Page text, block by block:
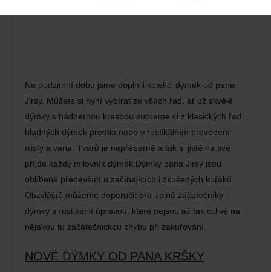
Na podzimní dobu jsme doplnili kolekci dýmek od pana
Jirsy. Můžete si nyní vybírat ze všech řad, ať už skvělé
dýmky s nádhernou kresbou supreme či z klasických řad
hladných dýmek premia nebo v rustikálním provedení
rusty a varia. Tvarů je nepřeberně a tak si jistě na své
příjde každý milovník dýmek.Dýmky pana Jirsy jsou
oblíbené především u začínajících i zkušených kuřáků.
Obzvláště můžeme doporučit pro úplné začátečníky
dýmky s rustikální úpravou, které nejsou až tak citlivé na
nějakou tu začátečnickou chybu při zakuřování.
NOVÉ DÝMKY OD PANA KRŠKY